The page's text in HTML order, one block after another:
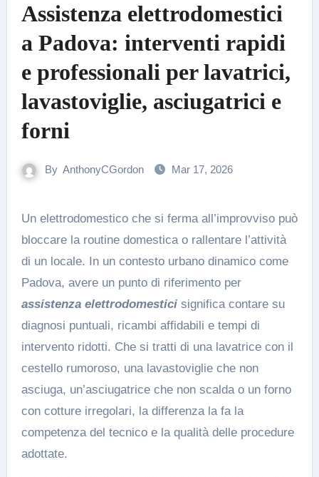
Assistenza elettrodomestici
a Padova: interventi rapidi
e professionali per lavatrici,
lavastoviglie, asciugatrici e
forni
By AnthonyCGordon Mar 17, 2026
Un elettrodomestico che si ferma all’improvviso può
bloccare la routine domestica o rallentare l’attività
di un locale. In un contesto urbano dinamico come
Padova, avere un punto di riferimento per
assistenza elettrodomesticisignifica contare su
diagnosi puntuali, ricambi affidabili e tempi di
intervento ridotti. Che si tratti di una lavatrice con il
cestello rumoroso, una lavastoviglie che non
asciuga, un’asciugatrice che non scalda o un forno
con cotture irregolari, la differenza la fa la
competenza del tecnico e la qualità delle procedure
adottate.